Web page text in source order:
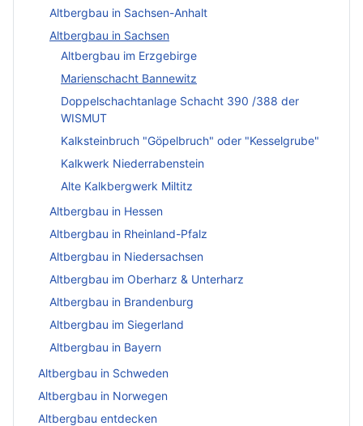
Altbergbau in Sachsen-Anhalt
Altbergbau in Sachsen
Altbergbau im Erzgebirge
Marienschacht Bannewitz
Doppelschachtanlage Schacht 390 /388 der
WISMUT
Kalksteinbruch "Göpelbruch" oder "Kesselgrube"
Kalkwerk Niederrabenstein
Alte Kalkbergwerk Miltitz
Altbergbau in Hessen
Altbergbau in Rheinland-Pfalz
Altbergbau in Niedersachsen
Altbergbau im Oberharz & Unterharz
Altbergbau in Brandenburg
Altbergbau im Siegerland
Altbergbau in Bayern
Altbergbau in Schweden
Altbergbau in Norwegen
Altbergbau entdecken